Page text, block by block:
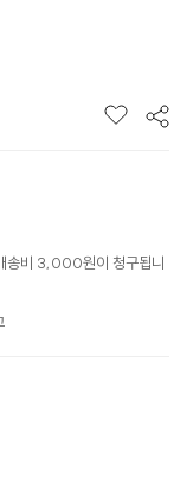
송비 3,000원이 청구됩니